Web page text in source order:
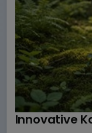
Innovative